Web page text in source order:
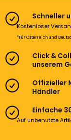
Schneller
Kostenloser
*Für Österreich und
Click &
unserem
Offizieller
Händler
Einfache
Auf unbenutzte